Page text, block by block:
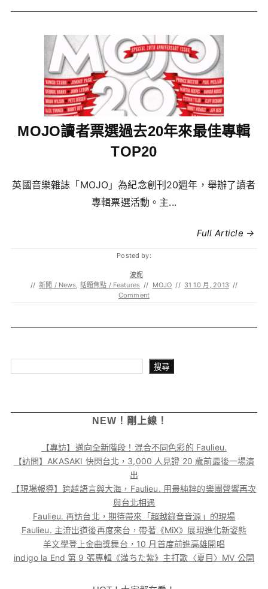
MOJO讀者票選過去20年來最佳專輯
TOP20
英國音樂雜誌「MOJO」為紀念創刊20週年，舉辦了讀者
專輯票選活動。主...
Full Article →
Posted by:
波妮
// 新聞 / News, 話題焦點 / Features // MOJO // 31 10 月, 2013 //
Comment
搜尋
NEW！剛上線！
【專訪】邁向全新階段！混合不同色彩的 Faulieu.
【訪問】AKASAKI 快閃台北，3,000 人見證 20 歲前最後一場演
出
【現場報導】跨越語言與大海，Faulieu. 用最純粹的樂團聲響再次
與台北相遇
Faulieu. 再訪台北，期待帶來「超越錄音音源」的現場
Faulieu. 主流出道後再度來台，帶著《MiX》展現進化新姿態
羊文學登上金曲獎舞台，10 月首度前進高雄開唱
indigo la End 第 9 張專輯《満ちた紫》主打歌〈夏目〉MV 公開